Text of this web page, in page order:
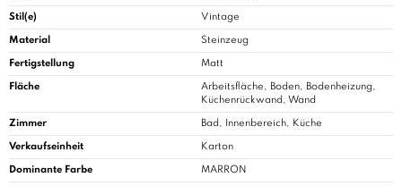
Stil(e) Vintage
Material Steinzeug
Fertigstellung Matt
Fläche
Arbeitsfläche, Boden, Bodenheizung,
Küchenrückwand, Wand
Zimmer Bad, Innenbereich, Küche
Verkaufseinheit Karton
Dominante Farbe MARRON